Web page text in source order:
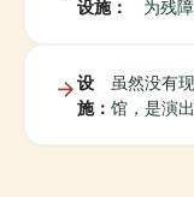
设施：
为残
设
施：
虽然没有
馆，是演